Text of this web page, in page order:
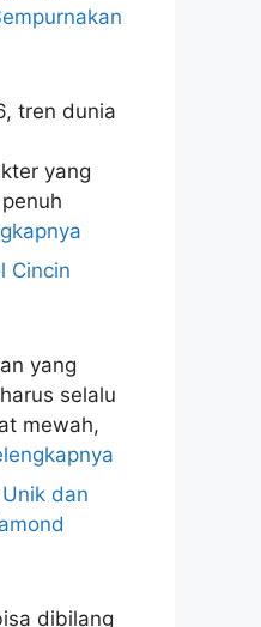
tren dunia
yang
Cincin
yang
selalu
mewah,
dan
dibilang